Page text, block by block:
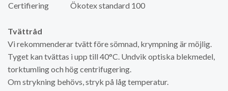
Certifiering
Ökotex standard 100
Tvättråd
Vi rekommenderar tvätt före sömnad, krympning är möjlig.
Tyget kan tvättas i upp till 40°C. Undvik optiska blekmedel,
torktumling och hög centrifugering.
Om strykning behövs, stryk på låg temperatur.